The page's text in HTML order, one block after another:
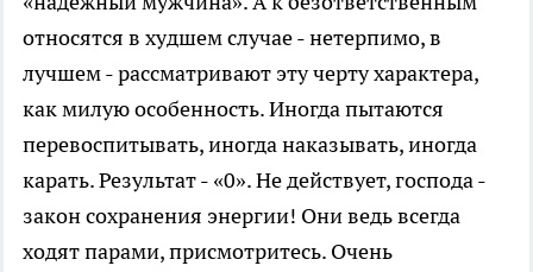
относятся в худшем случае - нетерпимо, в
лучшем - рассматривают эту черту характера,
как милую особенность. Иногда пытаются
перевоспитывать, иногда наказывать, иногда
карать. Результат - «0». Не действует, господа -
закон сохранения энергии! Они ведь всегда
ходят парами, присмотритесь. Очень